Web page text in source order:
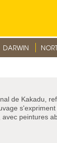
DARWIN
de Kakadu,
peintures